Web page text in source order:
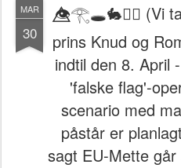
MAR
30
👁️⃤𓂀🕳️🐇🏴‍☠️ (Vi
prins Knud og
indtil den 8. April
'falske flag'-
scenario med
påstår er
sagt EU-Mette